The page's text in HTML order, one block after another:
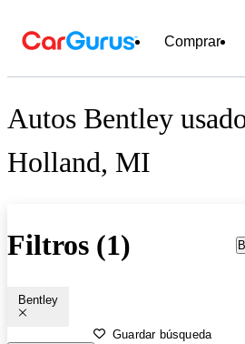
Comprar
Autos Bentley
Holland, MI
Filtros (1)
Bentley
Guardar búsqueda